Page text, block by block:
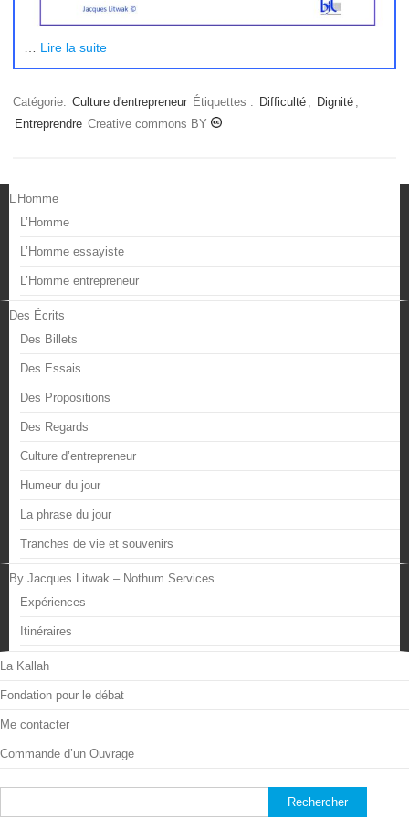
Lire la suite
Catégorie: Culture d'entrepreneur Étiquettes : Difficulté Dignité
Entreprendre Creative commons BY
L’Homme
L’Homme
L’Homme essayiste
L’Homme entrepreneur
Des Écrits
Des Billets
Des Essais
Des Propositions
Des Regards
Culture d’entrepreneur
Humeur du jour
La phrase du jour
Tranches de vie et souvenirs
By Jacques Litwak – Nothum Services
Expériences
Itinéraires
La Kallah
Fondation pour le débat
Me contacter
Commande d’un Ouvrage